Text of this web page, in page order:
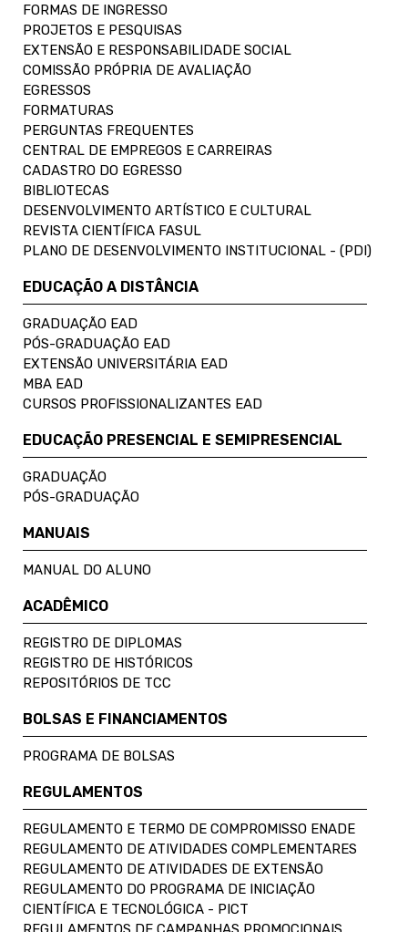
FORMAS DE INGRESSO
PROJETOS E PESQUISAS
EXTENSÃO E RESPONSABILIDADE SOCIAL
COMISSÃO PRÓPRIA DE AVALIAÇÃO
EGRESSOS
FORMATURAS
PERGUNTAS FREQUENTES
CENTRAL DE EMPREGOS E CARREIRAS
CADASTRO DO EGRESSO
BIBLIOTECAS
DESENVOLVIMENTO ARTÍSTICO E CULTURAL
REVISTA CIENTÍFICA FASUL
PLANO DE DESENVOLVIMENTO INSTITUCIONAL - (PDI)
EDUCAÇÃO A DISTÂNCIA
GRADUAÇÃO EAD
PÓS-GRADUAÇÃO EAD
EXTENSÃO UNIVERSITÁRIA EAD
MBA EAD
CURSOS PROFISSIONALIZANTES EAD
EDUCAÇÃO PRESENCIAL E SEMIPRESENCIAL
GRADUAÇÃO
PÓS-GRADUAÇÃO
MANUAIS
MANUAL DO ALUNO
ACADÊMICO
REGISTRO DE DIPLOMAS
REGISTRO DE HISTÓRICOS
REPOSITÓRIOS DE TCC
BOLSAS E FINANCIAMENTOS
PROGRAMA DE BOLSAS
REGULAMENTOS
REGULAMENTO E TERMO DE COMPROMISSO ENADE
REGULAMENTO DE ATIVIDADES COMPLEMENTARES
REGULAMENTO DE ATIVIDADES DE EXTENSÃO
REGULAMENTO DO PROGRAMA DE INICIAÇÃO
CIENTÍFICA E TECNOLÓGICA - PICT